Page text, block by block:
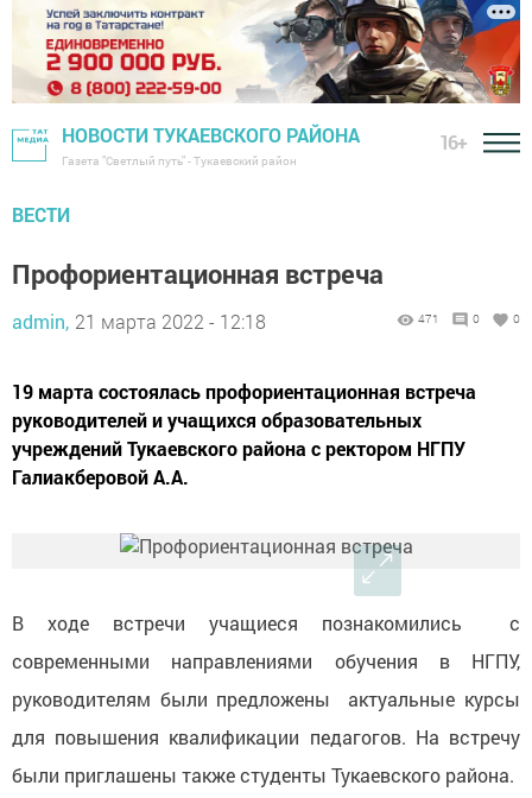
НОВОСТИ ТУКАЕВСКОГО РАЙОНА
Газета "Светлый путь" - Тукаевский район
16+
ВЕСТИ
Профориентационная встреча
admin, 21 марта 2022 - 12:18 471 0 0
19 марта состоялась профориентационная встреча
руководителей и учащихся образовательных
учреждений Тукаевского района с ректором НГПУ
Галиакберовой А.А.
В ходе встречи учащиеся познакомились с
современными направлениями обучения в НГПУ,
руководителям были предложены актуальные курсы
для повышения квалификации педагогов. На встречу
были приглашены также студенты Тукаевского района.